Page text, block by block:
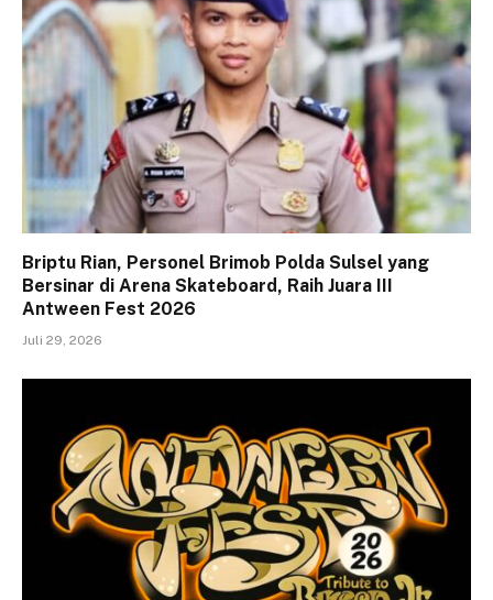
Briptu Rian, Personel Brimob Polda Sulsel yang
Bersinar di Arena Skateboard, Raih Juara III
Antween Fest 2026
Juli 29, 2026